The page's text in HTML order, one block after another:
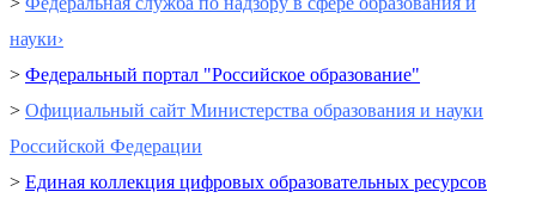
науки›
> Федеральный портал "Российское образование"
> Официальный сайт Министерства образования и науки
Российской Федерации
> Единая коллекция цифровых образовательных ресурсов